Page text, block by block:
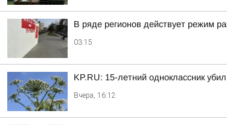
В ряде регионов действует режим
03:15
KP.RU: 15-летний одноклассник
Вчера, 16:12